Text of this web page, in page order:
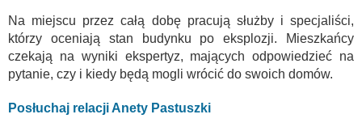
Na miejscu przez całą dobę pracują służby i specjaliści,
którzy oceniają stan budynku po eksplozji. Mieszkańcy
czekają na wyniki ekspertyz, mających odpowiedzieć na
pytanie, czy i kiedy będą mogli wrócić do swoich domów.
Posłuchaj relacji Anety Pastuszki